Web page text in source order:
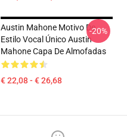
Austin Mahone Motivo De
Estilo Vocal Único Austin
Mahone Capa De Almofadas
€ 22,08 - € 26,68
-20%